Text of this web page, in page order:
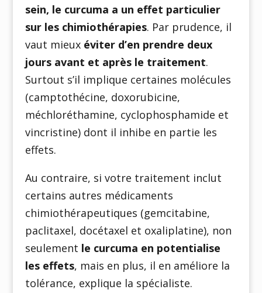
sein, le curcuma a un effet particulier
sur les chimiothérapies. Par prudence, il
vaut mieux éviter d’en prendre deux
jours avant et après le traitement.
Surtout s’il implique certaines molécules
(camptothécine, doxorubicine,
méchloréthamine, cyclophosphamide et
vincristine) dont il inhibe en partie les
effets.
Au contraire, si votre traitement inclut
certains autres médicaments
chimiothérapeutiques (gemcitabine,
paclitaxel, docétaxel et oxaliplatine), non
seulement le curcuma en potentialise
les effets, mais en plus, il en améliore la
tolérance, explique la spécialiste.